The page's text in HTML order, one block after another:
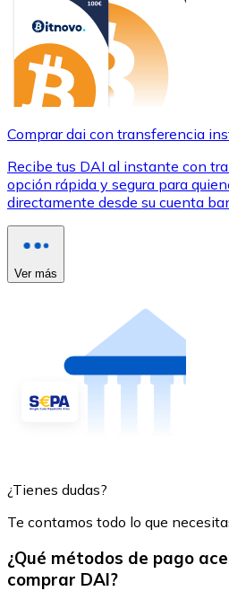
Comprar dai con transferencia
Recibe tus DAI al instante con
opción rápida y segura para
directamente desde su cuenta
Ver más
¿Tienes dudas?
Te contamos todo lo que
¿Qué métodos de pago
comprar DAI?